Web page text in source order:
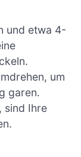
und etwa 4-
um
garen.
sind Ihre